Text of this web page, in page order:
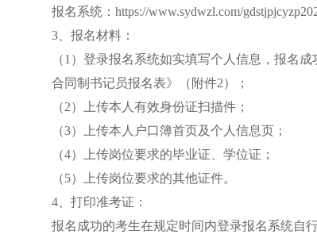
报名系统：https://www.sydwzl.com/
3、报名材料：
（1）登录报名系统如实填写个人信息，报名
合同制书记员报名表》（附件2）；
（2）上传本人有效身份证扫描件；
（3）上传本人户口簿首页及个人信息页；
（4）上传岗位要求的毕业证、学位证；
（5）上传岗位要求的其他证件。
4、打印准考证：
报名成功的考生在规定时间内登录报名系统自